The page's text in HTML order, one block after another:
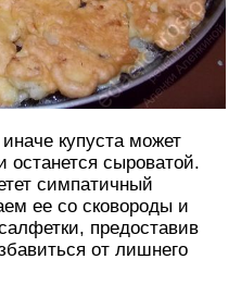
купуста может
останется сыроватой.
симпатичный
ее со сковороды и
предоставив
от лишнего